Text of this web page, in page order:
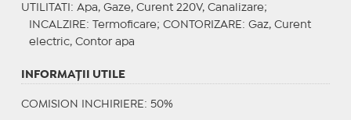
UTILITATI : Apa, Gaze, Curent 220V, Canalizare;
INCALZIRE : Termoficare; CONTORIZARE : Gaz, Curent
electric, Contor apa
INFORMAŢII UTILE
COMISION INCHIRIERE: 50%